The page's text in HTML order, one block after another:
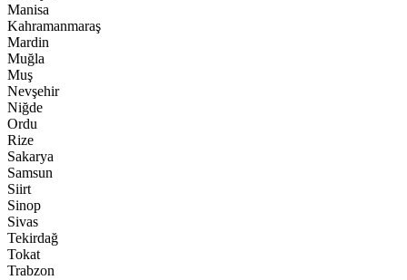
Manisa
Kahramanmaraş
Mardin
Muğla
Muş
Nevşehir
Niğde
Ordu
Rize
Sakarya
Samsun
Siirt
Sinop
Sivas
Tekirdağ
Tokat
Trabzon